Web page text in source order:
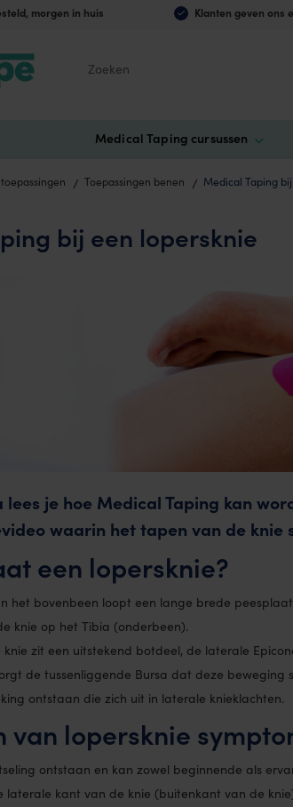
morgen in huis Klanten geven ons
Medical Taping cursussen
Toepassingen benen
Medical Taping bij
bij een lopersknie
lees je hoe Medical Taping kan
waarin het tapen van de
een lopersknie?
het bovenbeen loopt een lange brede
knie op het Tibia (onderbeen).
zit een uitstekend botdeel, de laterale
de tussenliggende Bursa dat deze
ontstaan die zich uit in laterale knieklachten.
van lopersknie
ontstaan en kan zowel beginnende als
laterale kant van de knie (buitenkant van de